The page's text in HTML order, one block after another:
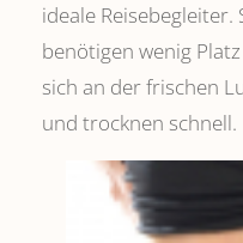
ideale Reisebegleiter.
benötigen wenig
sich an der frischen
und trocknen schnell.